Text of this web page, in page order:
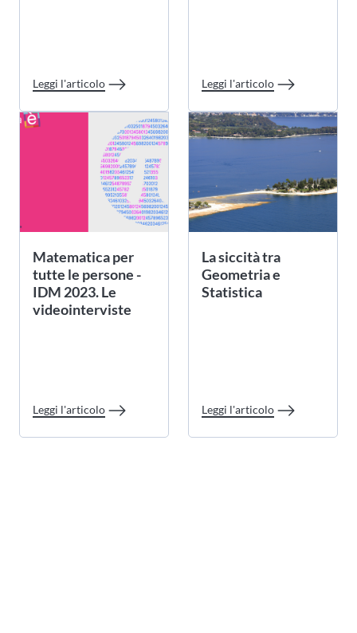
Leggi l'articolo Leggi l'articolo
Matematica per
tutte le persone -
IDM 2023. Le
videointerviste
Leggi l'articolo
La siccità tra
Geometria e
Statistica
Leggi l'articolo